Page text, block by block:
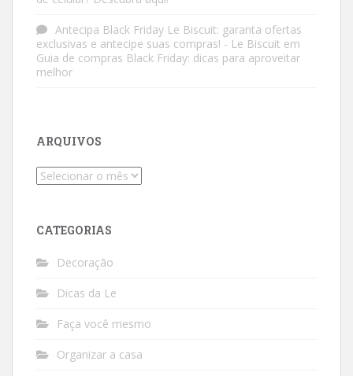
Antecipa Black Friday Le Biscuit: garanta ofertas
exclusivas e antecipe suas compras! - Le Biscuit em
Guia de compras Black Friday: dicas para aproveitar
melhor
ARQUIVOS
Arquivos
CATEGORIAS
Decoração
Dicas da Le
Faça você mesmo
Organizar a casa